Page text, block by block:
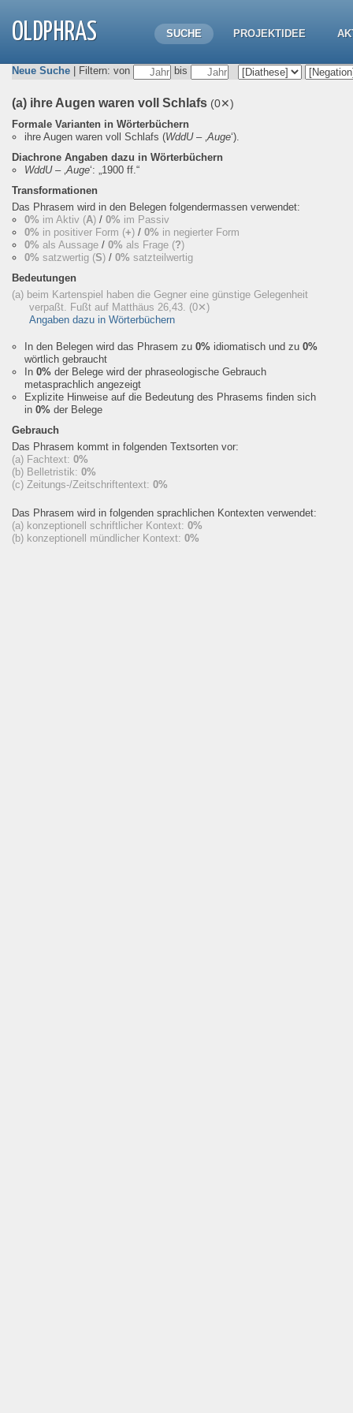
OLDPHRAS SUCHE PROJEKTIDEE
Neue Suche | Filtern: von bis
(a) ihre Augen waren voll Schlafs (0✕)
Formale Varianten in Wörterbüchern
ihre Augen waren voll Schlafs (WddU– ‚Auge‘).
Diachrone Angaben dazu in Wörterbüchern
WddU– ‚Auge‘: „1900 ff.“
Transformationen
Das Phrasem wird in den Belegen folgendermassen verwendet:
0% im Aktiv (A) / 0% im Passiv
0% in positiver Form (+) / 0% in negierter Form
0% als Aussage / 0% als Frage (?)
0% satzwertig (S) / 0% satzteilwertig
Bedeutungen
(a) beim Kartenspiel haben die Gegner eine günstige Gelegenheit
verpaßt. Fußt auf Matthäus 26,43. (0✕)
Angaben dazu in Wörterbüchern
In den Belegen wird das Phrasem zu 0% idiomatisch und zu 0%
wörtlich gebraucht
In 0% der Belege wird der phraseologische Gebrauch
metasprachlich angezeigt
Explizite Hinweise auf die Bedeutung des Phrasems finden sich
in 0% der Belege
Gebrauch
Das Phrasem kommt in folgenden Textsorten vor:
(a) Fachtext: 0%
(b) Belletristik: 0%
(c) Zeitungs-/Zeitschriftentext: 0%
Das Phrasem wird in folgenden sprachlichen Kontexten verwendet:
(a) konzeptionell schriftlicher Kontext: 0%
(b) konzeptionell mündlicher Kontext: 0%